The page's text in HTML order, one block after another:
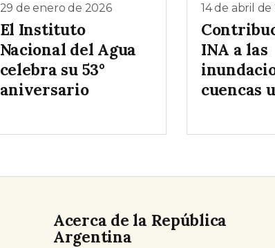
29 de enero de 2026
El Instituto
Nacional del Agua
celebra su 53°
aniversario
14 de abril de
INA a las
cuencas
Acerca de la República
Argentina